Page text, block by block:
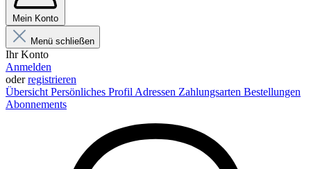
Mein Konto
Menü schließen
Ihr Konto
Anmelden
oderregistrieren
Übersicht Persönliches Profil Adressen Zahlungsarten Bestellungen
Abonnements